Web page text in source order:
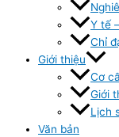
Y tế
Chỉ
Giới thiệu
Cơ
Giới
Lịch
Văn bản